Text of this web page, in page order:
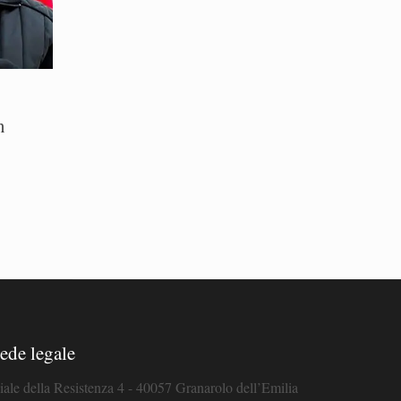
legale
della Resistenza 4 - 40057 Granarolo dell’Emilia